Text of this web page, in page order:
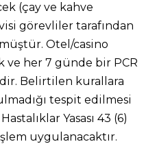
(çay ve kahve
görevliler tarafından
Otel/casino
ve her 7 günde bir PCR
Belirtilen kurallara
tespit edilmesi
Yasası 43 (6)
uygulanacaktır.